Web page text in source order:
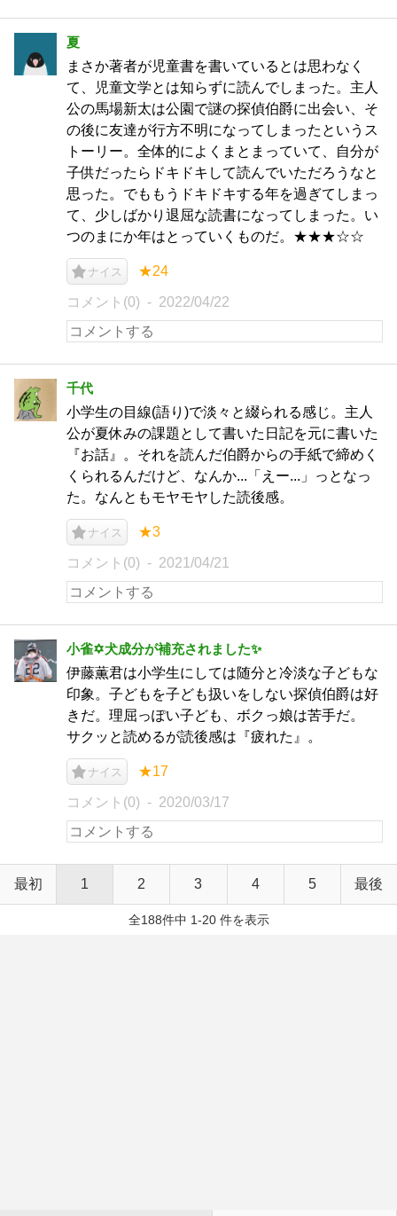
夏
まさか著者が児童書を書いているとは思わなく
て、児童文学とは知らずに読んでしまった。主人
公の馬場新太は公園で謎の探偵伯爵に出会い、そ
の後に友達が行方不明になってしまったというス
トーリー。全体的によくまとまっていて、自分が
子供だったらドキドキして読んでいただろうなと
思った。でももうドキドキする年を過ぎてしまっ
て、少しばかり退屈な読書になってしまった。い
つのまにか年はとっていくものだ。★★★☆☆
ナイス ★24
コメント(0) 2022/04/22
千代
小学生の目線(語り)で淡々と綴られる感じ。主人
公が夏休みの課題として書いた日記を元に書いた
『お話』。それを読んだ伯爵からの手紙で締めく
くられるんだけど、なんか...「えー...」っとなっ
た。なんともモヤモヤした読後感。
ナイス ★3
コメント(0) 2021/04/21
小雀✡犬成分が補充されました✨
伊藤薫君は小学生にしては随分と冷淡な子どもな
印象。子どもを子ども扱いをしない探偵伯爵は好
きだ。理屈っぽい子ども、ボクっ娘は苦手だ。
サクッと読めるが読後感は『疲れた』。
ナイス ★17
コメント(0) 2020/03/17
最初 1 2 3 4 5 最後
全188件中 1-20 件を表示